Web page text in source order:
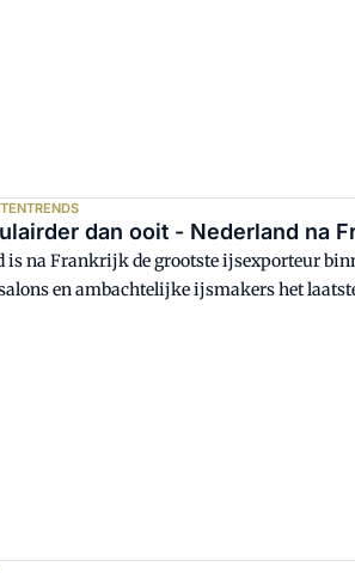
dan ooit - Nederland na
is na Frankrijk de grootste ijsexporteur
en ambachtelijke ijsmakers het